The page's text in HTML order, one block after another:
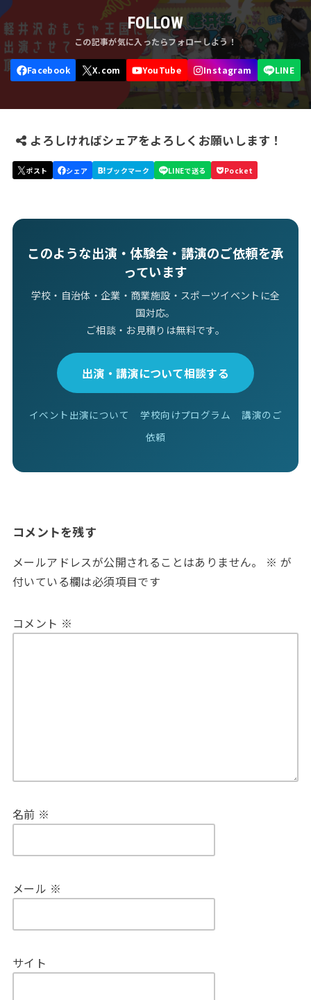
FOLLOW
よろしければシェアをよろしくお願いします！
このような出演・体験会・講演のご依頼を承
っています
学校・自治体・企業・商業施設・スポーツイベントに全
国対応。
ご相談・お見積りは無料です。
出演・講演について相談する
イベント出演について 学校向けプログラム
講演のご
依頼
コメントを残す
メールアドレスが公開されることはありません。 ※ が
付いている欄は必須項目です
コメント ※
名前 ※
メール ※
サイト